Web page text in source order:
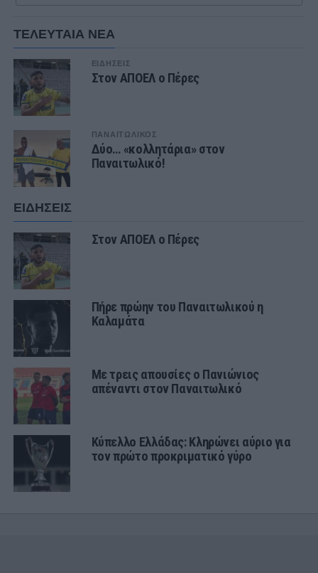
ΤΕΛΕΥΤΑΙΑ ΝΕΑ
ΕΙΔΗΣΕΙΣ
Στον ΑΠΟΕΛ ο Πέρες
ΠΑΝΑΙΤΩΛΙΚΟΣ
Δύο… «κολλητάρια» στον
Παναιτωλικό!
ΕΙΔΗΣΕΙΣ
Στον ΑΠΟΕΛ ο Πέρες
Πήρε πρώην του Παναιτωλικού η
Καλαμάτα
Με τρεις απουσίες ο Πανιώνιος
απέναντι στον Παναιτωλικό
Κύπελλο Ελλάδας: Κληρώνει αύριο για
τον πρώτο προκριματικό γύρο